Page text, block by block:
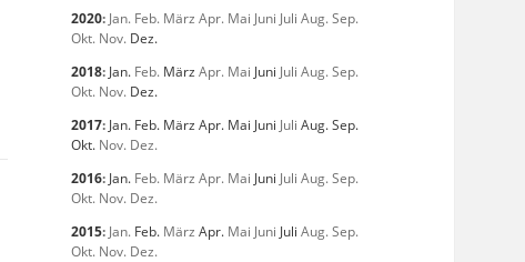
2020: Jan. Feb. März Apr. Mai Juni Juli Aug.Sep.
Okt. Nov. Dez.
2018: Jan. Feb. März Apr. Mai Juni Juli Aug.Sep.
Okt. Nov. Dez.
2017: Jan. Feb. März Apr. Mai Juni Juli Aug.Sep.
Okt. Nov. Dez.
2016: Jan. Feb. März Apr. Mai Juni Juli Aug.Sep.
Okt. Nov. Dez.
2015: Jan. Feb. März Apr. Mai Juni Juli Aug.Sep.
Okt. Nov. Dez.